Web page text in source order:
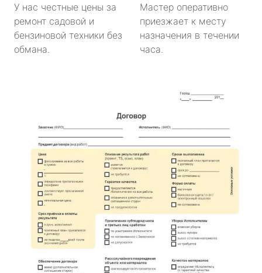
У нас честные цены за
ремонт садовой и
бензиновой техники без
обмана.
Мастер оперативно
приезжает к месту
назначения в течении
часа.